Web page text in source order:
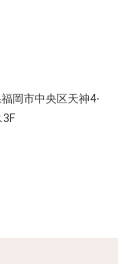
岡市中央区天神4-